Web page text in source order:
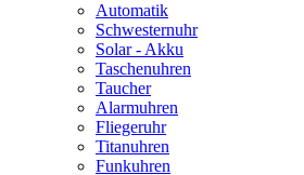
Automatik
Schwesternuhr
Solar - Akku
Taschenuhren
Taucher
Alarmuhren
Fliegeruhr
Titanuhren
Funkuhren